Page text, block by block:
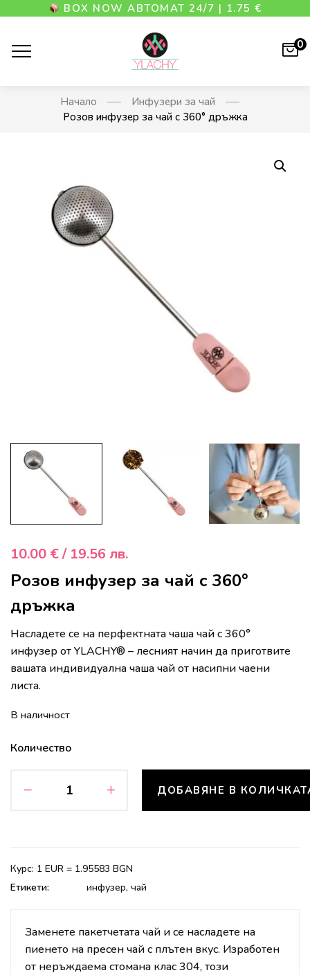
BOX NOW АВТОМАТ 24/7 | 1.75 €
0
Начало
Инфузери за чай
Розов инфузер за чай с 360° дръжка
10.00 €/ 19.56 лв.
Розов инфузер за чай с 360°
дръжка
Насладете се на перфектната чаша чай с 360°
инфузер от YLACHY® – лесният начин да приготвите
вашата индивидуална чаша чай от насипни чаени
листа.
В наличност
Количество
ДОБАВЯНЕ В
Курс: 1 EUR = 1.95583 BGN
Етикети:
инфузер, чай
Заменете пакетчетата чай и се насладете на
пиенето на пресен чай с плътен вкус. Изработен
от неръждаема стомана клас 304, този